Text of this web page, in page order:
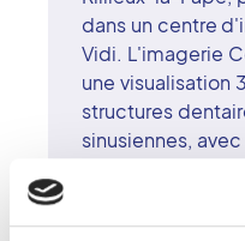
dans un centre
Vidi. L'imagerie
une visualisation
structures
sinusiennes,
examen est
implantologie et